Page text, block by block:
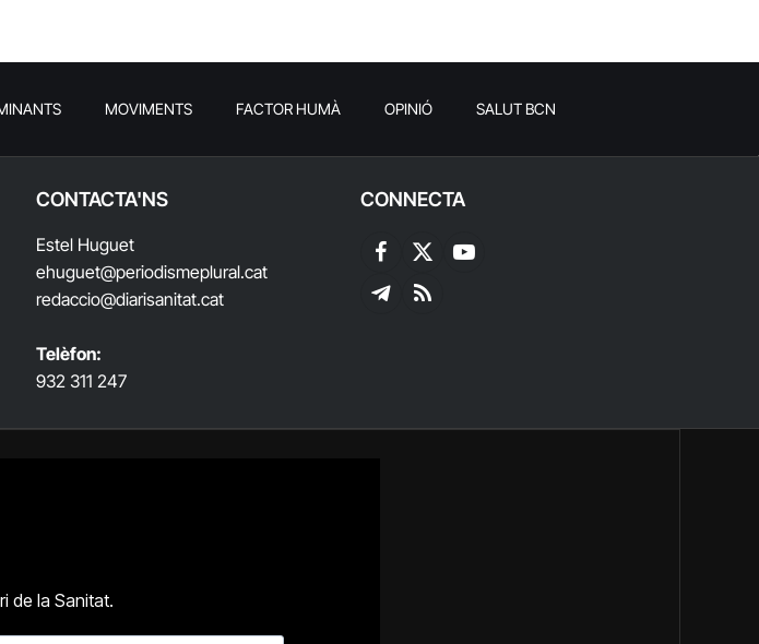
MOVIMENTS FACTOR HUMÀ OPINIÓ SALUT BCN
CONTACTA'NS
Estel Huguet
ehuguet@periodismeplural.cat
redaccio@diarisanitat.cat
Telèfon:
932 311 247
CONNECTA
Facebook
X
(Twitter)
YouTube
TelegramRSS